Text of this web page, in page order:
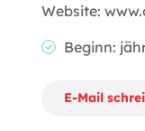
Website:
Beginn:
E-Mail